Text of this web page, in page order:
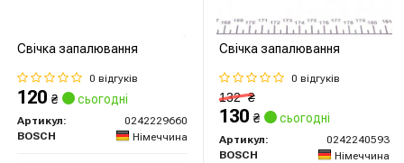
Свічка запалювання
0 відгуків
120 ₴ сьогодні
Артикул:
0242229660
BOSCH
Німеччина
Свічка запалювання
0 відгуків
132₴
130 ₴ сьогодні
Артикул:
0242240593
BOSCH
Німеччина